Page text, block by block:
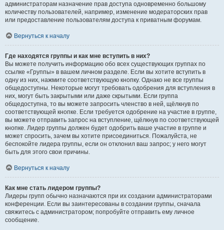
администраторам назначение прав доступа одновременно большому
количеству пользователей, например, изменение модераторских прав
или предоставление пользователям доступа к приватным форумам.
Вернуться к началу
Где находятся группы и как мне вступить в них?
Вы можете получить информацию обо всех существующих группах по
ссылке «Группы» в вашем личном разделе. Если вы хотите вступить в
одну из них, нажмите соответствующую кнопку. Однако не все группы
общедоступны. Некоторые могут требовать одобрения для вступления в
них, могут быть закрытыми или даже скрытыми. Если группа
общедоступна, то вы можете запросить членство в ней, щёлкнув по
соответствующей кнопке. Если требуется одобрение на участие в группе,
вы можете отправить запрос на вступление, щёлкнув по соответствующей
кнопке. Лидер группы должен будет одобрить ваше участие в группе и
может спросить, зачем вы хотите присоединиться. Пожалуйста, не
беспокойте лидера группы, если он отклонил ваш запрос; у него могут
быть для этого свои причины.
Вернуться к началу
Как мне стать лидером группы?
Лидеры групп обычно назначаются при их создании администраторами
конференции. Если вы заинтересованы в создании группы, сначала
свяжитесь с администратором; попробуйте отправить ему личное
сообщение.